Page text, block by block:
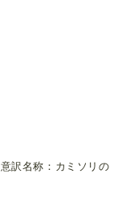
訳名称：カミソリの